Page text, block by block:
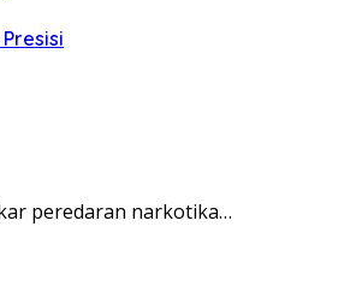
peredaran narkotika…